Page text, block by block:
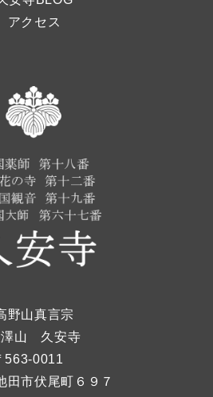
アクセス
野山真言宗
澤山 久安寺
563-0011
田市伏尾町６９７